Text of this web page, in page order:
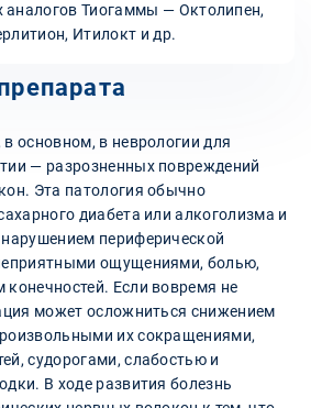
аналогов Тиогаммы — Октолипен,
Итилокт и др.
основном, в неврологии для
— разрозненных повреждений
Эта патология обычно
диабета или алкоголизма и
периферической
ощущениями, болью,
Если вовремя не
может осложниться снижением
их сокращениями,
судорогами, слабостью и
В ходе развития болезнь